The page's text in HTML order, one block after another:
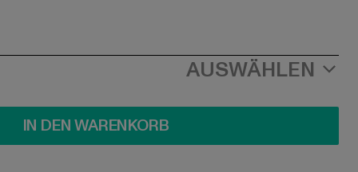
AUSWÄHLEN
IN DEN WARENKORB